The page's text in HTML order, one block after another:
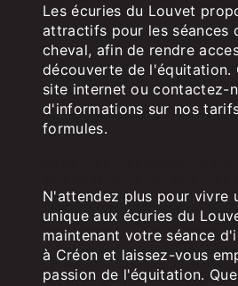
Les écuries du Louvet
attractifs pour les séances
cheval, afin de rendre
découverte de l'équitation.
site internet ou contactez-
d'informations sur nos
formules.
N'attendez plus pour vivre
unique aux écuries du
maintenant votre séance
à Créon et laissez-vous
passion de l'équitation.